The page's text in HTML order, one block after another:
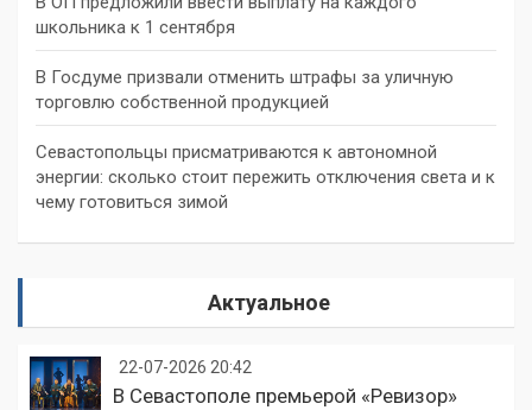
школьника к 1 сентября
В Госдуме призвали отменить штрафы за уличную
торговлю собственной продукцией
Севастопольцы присматриваются к автономной
энергии: сколько стоит пережить отключения света и к
чему готовиться зимой
Актуальное
22-07-2026 20:42
В Севастополе премьерой «Ревизор»